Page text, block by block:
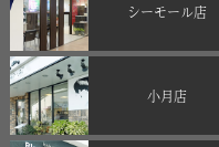
シーモール店
小月店